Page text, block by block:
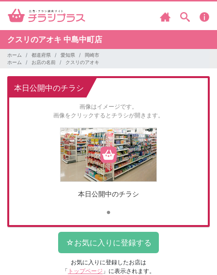
クスリのアオキ 中島中町店
ホーム 都道府県 愛知県
岡崎市
ホーム
お店の名前 クスリのアオキ
本日公開中のチラシ
画像はイメージです。
画像をクリックするとチラシが開きます。
本日公開中のチラシ
お気に入りに登録したお店は
「 トップページ 」に表示されます。